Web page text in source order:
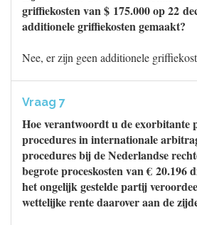
griffiekosten van $ 175.000 op 22
additionele griffiekosten gemaakt?
Nee, er zijn geen additionele
Vraag 7
Hoe verantwoordt u de exorbitante
procedures in internationale
procedures bij de Nederlandse
begrote proceskosten van € 20.196
het ongelijk gestelde partij
wettelijke rente daarover aan de